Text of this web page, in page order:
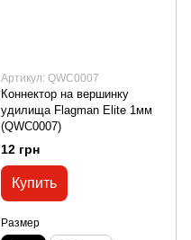
Артикул: QWC0007
Коннектор на вершинку
удилища Flagman Elite 1мм
(QWC0007)
12 грн
Купить
Размер